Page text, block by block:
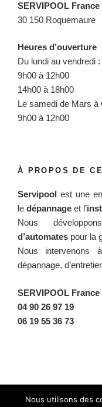
SERVIPOOL France
30 150 Roquemaure
Heures d’ouverture
Du lundi au vendredi :
9h00 à 12h00
14h00 à 18h00
Le samedi de Mars à
9h00 à 12h00
À PROPOS DE
Servipool est une
le dépannage et l’
Nous
d’automates pour la
Nous intervenons
dépannage,
SERVIPOOL France
04 90 26 97 19
06 19 55 36 73
Nous utilisons des